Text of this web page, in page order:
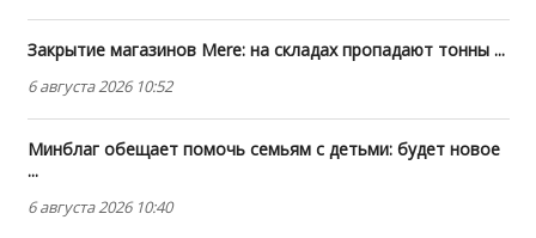
Закрытие магазинов Mere: на складах пропадают тонны ...
6 августа 2026 10:52
Минблаг обещает помочь семьям с детьми: будет новое
...
6 августа 2026 10:40